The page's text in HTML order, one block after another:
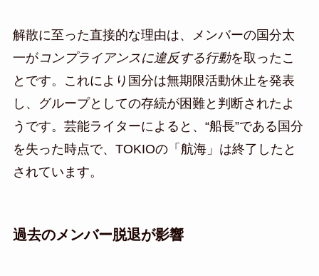
解散に至った直接的な理由は、メンバーの国分太
一がコンプライアンスに違反する行動を取ったこ
とです。これにより国分は無期限活動休止を発表
し、グループとしての存続が困難と判断されたよ
うです。芸能ライターによると、“船長”である国分
を失った時点で、TOKIOの「航海」は終了したと
されています。
過去のメンバー脱退が影響